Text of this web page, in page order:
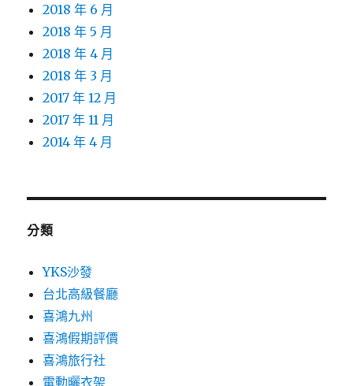
2018 年 6 月
2018 年 5 月
2018 年 4 月
2018 年 3 月
2017 年 12 月
2017 年 11 月
2014 年 4 月
分類
YKS沙發
台北高級餐廳
喜鴻九州
喜鴻假期評價
喜鴻旅行社
電動曬衣架